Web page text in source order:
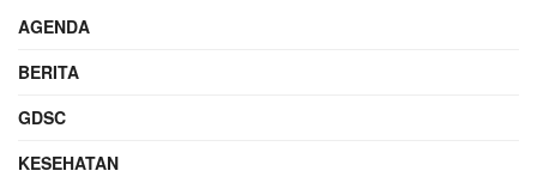
AGENDA
BERITA
GDSC
KESEHATAN